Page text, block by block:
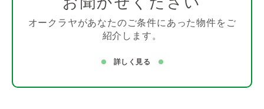
オークラヤがあなたのご条件にあった物件をご
紹介します。
詳しく見る